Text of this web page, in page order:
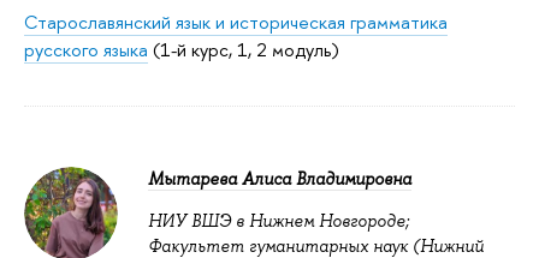
Старославянский язык и историческая грамматика
русского языка (1-й курс, 1, 2 модуль)
Мытарева Алиса Владимировна
НИУ ВШЭ в Нижнем Новгороде;
Факультет гуманитарных наук (Нижний